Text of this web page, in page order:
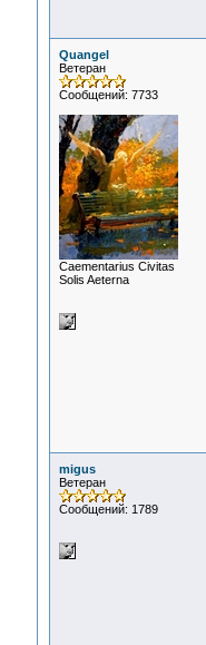
Quangel
Ветеран
Сообщений: 7733
Сaementarius Civitas
Solis Aeterna
migus
Ветеран
Сообщений: 1789